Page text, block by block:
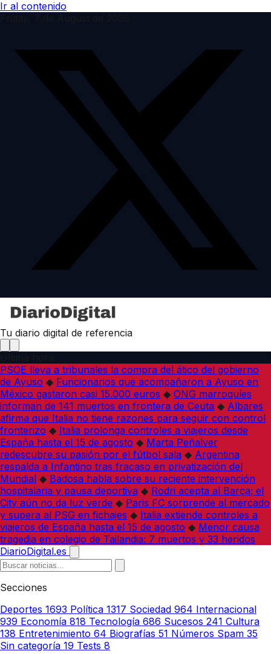
Ir al contenido
Tu diario digital de referencia
PSOE lleva a tribunales la compra del ático del gobierno
de Ayuso ◆ Funcionarios que acompañaron a Ayuso en
México gastaron casi 15.000 euros ◆ ONG marroquíes
informan de 141 muertos en frontera de Ceuta ◆ Albares
afirma que Italia no tiene razones para seguir con control
fronterizo ◆ Italia prolonga controles a viajeros desde
España hasta el 15 de agosto ◆ Marta Peñalver
redescubre su pasión por el fútbol sala ◆ Argentina
respalda a Infantino tras fracaso en privatización del
Mundial ◆ Badosa habla sobre su reciente intervención
hospitalaria y pausa deportiva ◆ Rodri acepta al Barça; el
City aún no da luz verde ◆ Paris FC sorprende al mercado
y supera al PSG en fichajes ◆ Italia extiende controles a
viajeros de España hasta el 15 de agosto ◆ Menor causa
tragedia en colegio de Tailandia: 7 muertos y 33 heridos
DiarioDigital.es
Secciones
Deportes 1693 Política 1317 Sociedad 964 Internacional
939 Economía 818 Tecnología 686 Sucesos 241 Cultura
138 Entretenimiento 64 Biografías 51 Números Spam 35
Sin categoría 19 Tests 8